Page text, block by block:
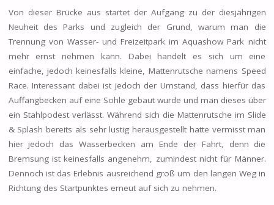
Von dieser Brücke aus startet der Aufgang zu der diesjährigen
Neuheit des Parks und zugleich der Grund, warum man die
Trennung von Wasser- und Freizeitpark im Aquashow Park nicht
mehr ernst nehmen kann. Dabei handelt es sich um eine
einfache, jedoch keinesfalls kleine, Mattenrutsche namens Speed
Race. Interessant dabei ist jedoch der Umstand, dass hierfür das
Auffangbecken auf eine Sohle gebaut wurde und man dieses über
ein Stahlpodest verlässt. Während sich die Mattenrutsche im Slide
& Splash bereits als sehr lustig herausgestellt hatte vermisst man
hier jedoch das Wasserbecken am Ende der Fahrt, denn die
Bremsung ist keinesfalls angenehm, zumindest nicht für Männer.
Dennoch ist das Erlebnis ausreichend groß um den langen Weg in
Richtung des Startpunktes erneut auf sich zu nehmen.